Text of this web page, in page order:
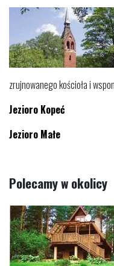
zrujnowanego kościoła i
Jezioro Kopeć
Jezioro Małe
Polecamy w okolicy